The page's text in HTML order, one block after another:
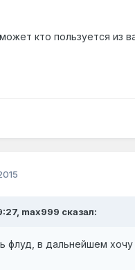
кто пользуется из
max999 сказал:
флуд, в дальнейшем